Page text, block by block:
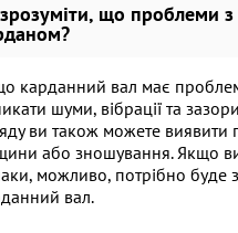
що проблеми з
карданний вал має
шуми, вібрації та
ви також можете
або зношування. Якщо
можливо, потрібно буде
вал.